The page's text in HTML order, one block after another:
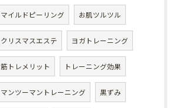
マイルドピーリング お肌ツルツル
クリスマスエステ ヨガトレーニング
筋トレメリット トレーニング効果
マンツーマントレーニング 黒ずみ